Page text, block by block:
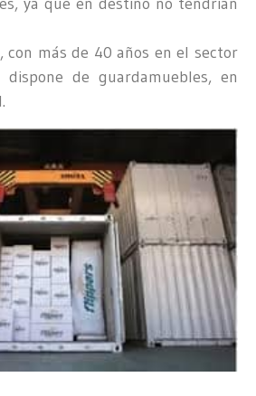
ya que en destino no tendrían
con más de 40 años en el sector
dispone de guardamuebles, en